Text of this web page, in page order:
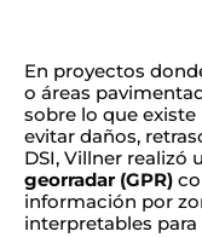
En proyectos
o áreas
sobre lo que existe
evitar daños,
DSI, Villner realizó
georradar (GPR)
información por
interpretables